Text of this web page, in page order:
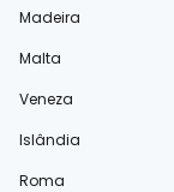
Madeira
Malta
Veneza
Islândia
Roma